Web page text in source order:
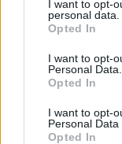
not limited to your
grant or deny
use your data for
consent section.
I want to opt-
personal data.
Opted In
I want to opt-
Personal Data.
Opted In
I want to opt-
Personal Data
Opted In